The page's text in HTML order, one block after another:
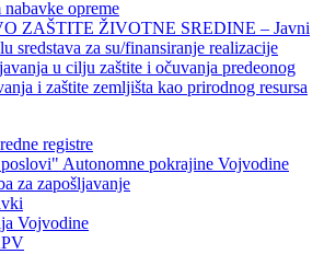
opreme
ZAŠTITE ŽIVOTNE SREDINE – Javni
sredstava za su/finansiranje realizacije
u cilju zaštite i očuvanja predeonog
i zaštite zemljišta kao prirodnog resursa
registre
Autonomne pokrajine Vojvodine
za zapošljavanje
Vojvodine